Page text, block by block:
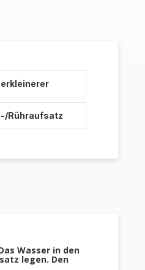
Rühraufsatz
Wasser in den
legen. Den